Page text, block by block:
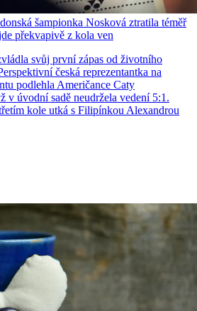
šampionka Nosková ztratila téměř
překvapivě z kola ven
svůj první zápas od životního
česká reprezentantka na
podlehla Američance Caty
v úvodní sadě neudržela vedení 5:1.
kole utká s Filipínkou Alexandrou